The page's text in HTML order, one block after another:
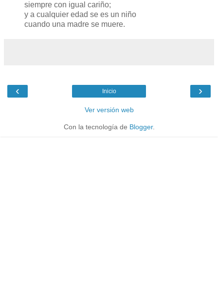
siempre con igual cariño;
y a cualquier edad se es un niño
cuando una madre se muere.
‹ ›
Inicio
Ver versión web
Con la tecnología de Blogger.